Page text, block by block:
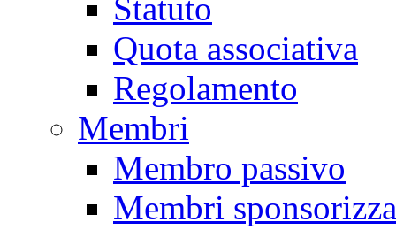
Statuto
Quota associativa
Regolamento
Membri
Membro passivo
Membri